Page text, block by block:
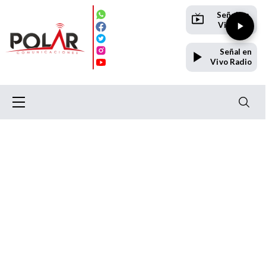
Señal en
Vivo TV
Señal en
Vivo Radio